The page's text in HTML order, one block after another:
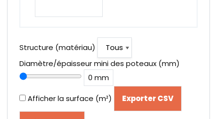
Structure (matériau)
Diamètre/épaisseur mini des poteaux (mm)
0 mm
Afficher la surface (m²) Exporter CSV